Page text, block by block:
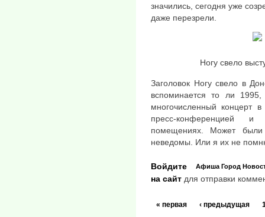
значились, сегодня уже
даже перезрели.
Ногу свело
Заголовок Ногу свело в
вспоминается то ли
многочисленный концерт
пресс-конференцией и
помещениях. Может
неведомы. Или я их не
Афиша Город
Войдите
на сайт для отправки
« первая ‹ предыдущая